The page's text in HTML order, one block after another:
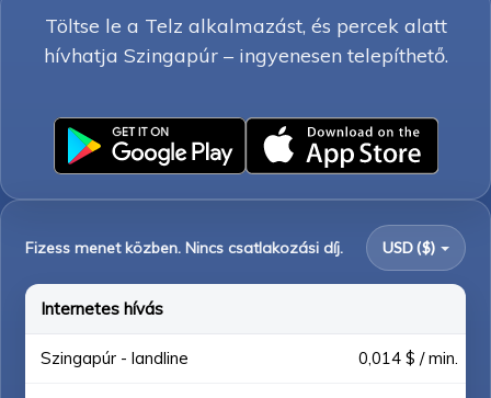
Töltse le a Telz alkalmazást, és percek alatt
hívhatja Szingapúr – ingyenesen telepíthető.
Fizess menet közben. Nincs csatlakozási díj. USD ($)
Internetes hívás
Szingapúr - landline 0,014 $ / min.